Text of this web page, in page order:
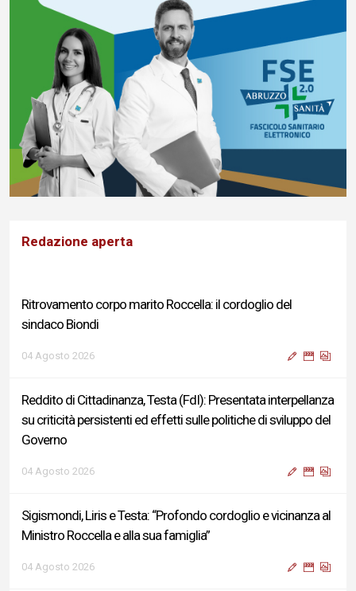
Redazione aperta
Ritrovamento corpo marito Roccella: il cordoglio del
sindaco Biondi
04 Agosto 2026
Reddito di Cittadinanza, Testa (FdI): Presentata interpellanza
su criticità persistenti ed effetti sulle politiche di sviluppo del
Governo
04 Agosto 2026
Sigismondi, Liris e Testa: “Profondo cordoglio e vicinanza al
Ministro Roccella e alla sua famiglia”
04 Agosto 2026